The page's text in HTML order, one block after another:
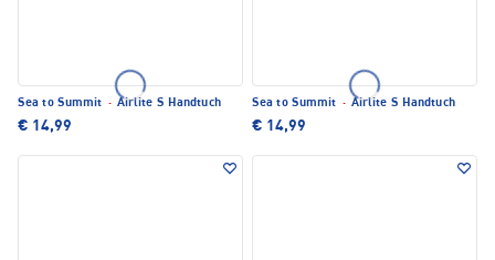
Sea to Summit · Airlite S Handtuch
€ 14,99
Sea to Summit · Airlite S Handtuch
€ 14,99